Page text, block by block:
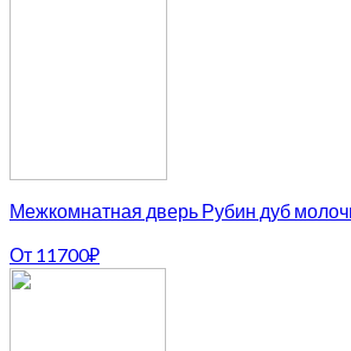
Межкомнатная дверь Рубин дуб
От 11700₽